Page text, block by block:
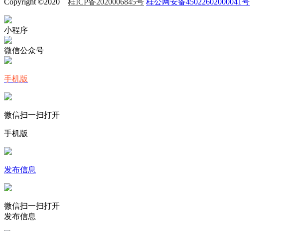
Copyright ©2020 桂ICP备2020006845号 桂公网安备45022602000041号
小程序
微信公众号
手机版
微信扫一扫打开
手机版
发布信息
微信扫一扫打开
发布信息